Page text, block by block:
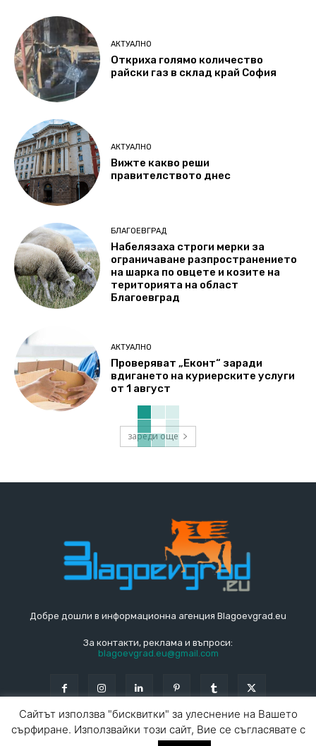
АКТУАЛНО
Откриха голямо количество
райски газ в склад край София
АКТУАЛНО
Вижте какво реши
правителството днес
БЛАГОЕВГРАД
Набелязаха строги мерки за
ограничаване разпространението
на шарка по овцете и козите на
територията на област
Благоевград
АКТУАЛНО
Проверяват „Еконт“ заради
вдигането на куриерските услуги
от 1 август
зареди още
Добре дошли в информационна агенция Blagoevgrad.eu
За контакти, реклама и въпроси:
blagoevgrad.eu@gmail.com
Сайтът използва "бисквитки" за улеснение на Вашето
сърфиране. Използвайки този сайт, Вие се съгласявате с